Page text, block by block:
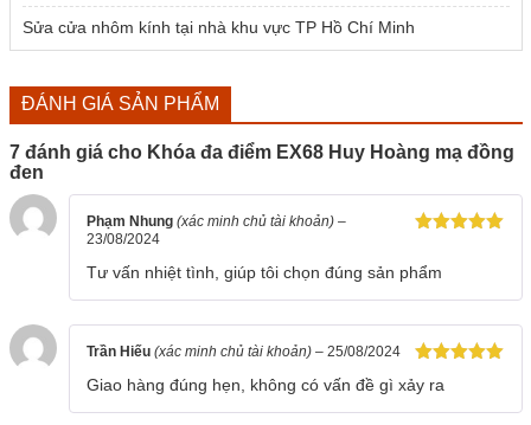
Sửa cửa nhôm kính tại nhà khu vực TP Hồ Chí Minh
ĐÁNH GIÁ SẢN PHẨM
7 đánh giá cho Khóa đa điểm EX68 Huy Hoàng mạ đồng
đen
hạng
sao
Phạm Nhung (xác minh chủ tài khoản) –
23/08/2024
Tư vấn nhiệt tình, giúp tôi chọn đúng sản phẩm
hạng
sao
Trần Hiếu (xác minh chủ tài khoản) – 25/08/2024
Giao hàng đúng hẹn, không có vấn đề gì xảy ra